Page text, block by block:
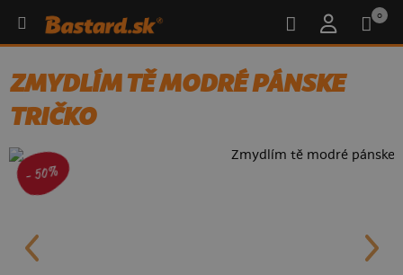
0
ZMYDLÍM TĚ MODRÉ PÁNSKE
TRIČKO
- 50%